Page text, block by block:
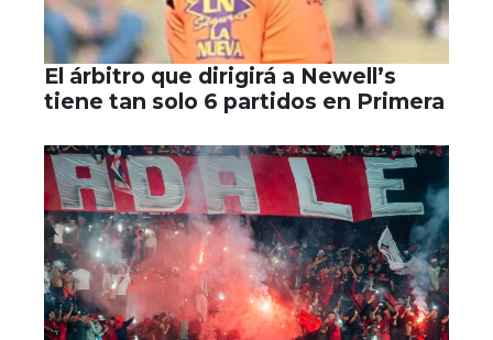
El árbitro que dirigirá a Newell’s
tiene tan solo 6 partidos en Primera